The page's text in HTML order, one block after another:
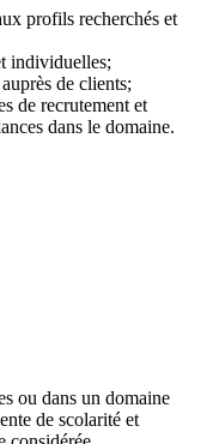
profils recherchés et
individuelles;
de clients;
de recrutement et
dans le domaine.
ou dans un domaine
de scolarité et